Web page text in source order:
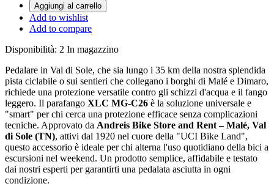
Aggiungi al carrello
Add to wishlist
Add to compare
Disponibilità: 2 In magazzino
Pedalare in Val di Sole, che sia lungo i 35 km della nostra splendida
pista ciclabile o sui sentieri che collegano i borghi di Malé e Dimaro,
richiede una protezione versatile contro gli schizzi d'acqua e il fango
leggero. Il parafango XLC MG-C26 è la soluzione universale e
"smart" per chi cerca una protezione efficace senza complicazioni
tecniche. Approvato da Andreis Bike Store and Rent – Malé, Val
di Sole (TN), attivi dal 1920 nel cuore della "UCI Bike Land",
questo accessorio è ideale per chi alterna l'uso quotidiano della bici a
escursioni nel weekend. Un prodotto semplice, affidabile e testato
dai nostri esperti per garantirti una pedalata asciutta in ogni
condizione.